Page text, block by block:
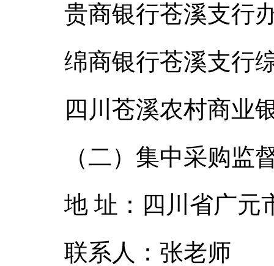
贵商银行苍溪支行
绵商银行苍溪支行
四川苍溪农村商业
（二）集中采购监
地 址：四川省广元
联系人：张老师